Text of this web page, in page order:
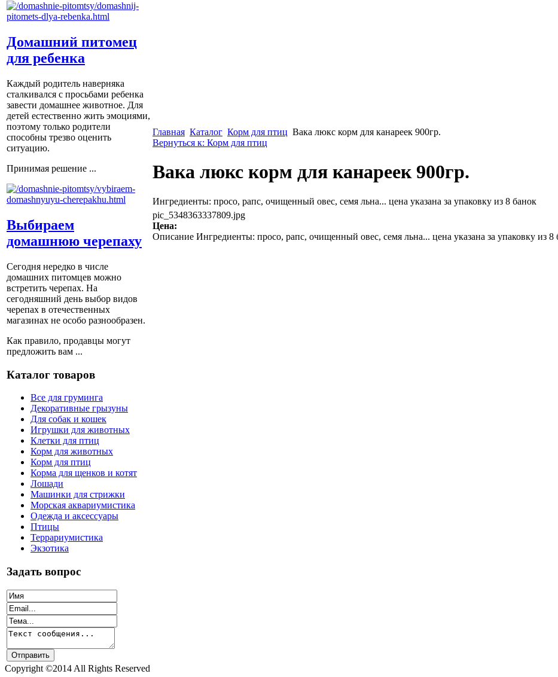
Домашний питомец
для ребенка
Каждый родитель наверняка
сталкивался с просьбами ребенка
завести домашнее животное. Для
детей естественно жить эмоциями,
поэтому только родители
способны трезво оценить
ситуацию.
Принимая решение ...
Выбираем
домашнюю черепаху
Сегодня нередко в числе
домашних питомцев можно
встретить черепах. На
сегодняшний день выбор видов
черепах в отечественных
магазинах не особо разнообразен.
Как правило, продавцы могут
предложить вам ...
Каталог товаров
Все для груминга
Декоративные грызуны
Для собак и кошек
Игрушки для животных
Клетки для птиц
Корм для животных
Корм для птиц
Корма для щенков и котят
Лошади
Машинки для стрижки
Морская аквариумистика
Одежда и аксессуары
Птицы
Террариумистика
Экзотика
Задать вопрос
Главная Каталог Корм для птиц Вака люкс корм для канареек 900гр.
Вернуться к: Корм для птиц
Вака люкс корм для канареек 900гр.
Ингредиенты: просо, рапс, очищенный овес, семя льна... цена указана за упаковку из 8 банок
pic_5348363337809.jpg
Цена:
Описание Ингредиенты: просо, рапс, очищенный овес, семя льна... цена указана за упаковку из 8
Copyright ©2014 All Rights Reserved